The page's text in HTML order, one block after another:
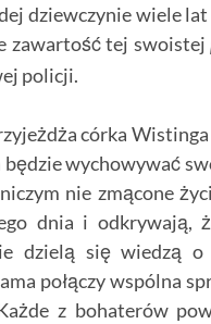
dziewczynie wiele
zawartość tej swoistej
policji.
córka
wychowywać
nie zmącone
dnia i odkrywają,
dzielą się wiedzą
połączy wspólna
z bohaterów